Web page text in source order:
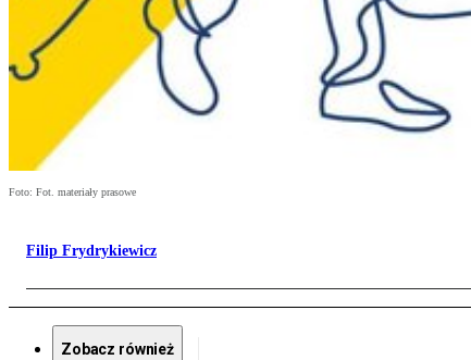
Foto: Fot. materiały prasowe
Filip Frydrykiewicz
Zobacz również